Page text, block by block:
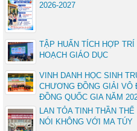
2026-2027
TẬP HUẤN TÍCH HỢP
HOẠCH GIÁO DỤC
VINH DANH HỌC SINH
CHƯƠNG ĐỒNG GIẢI VÔ
ĐỒNG QUỐC GIA NĂM
LAN TỎA TINH THẦN
NÓI KHÔNG VỚI MA TÚY